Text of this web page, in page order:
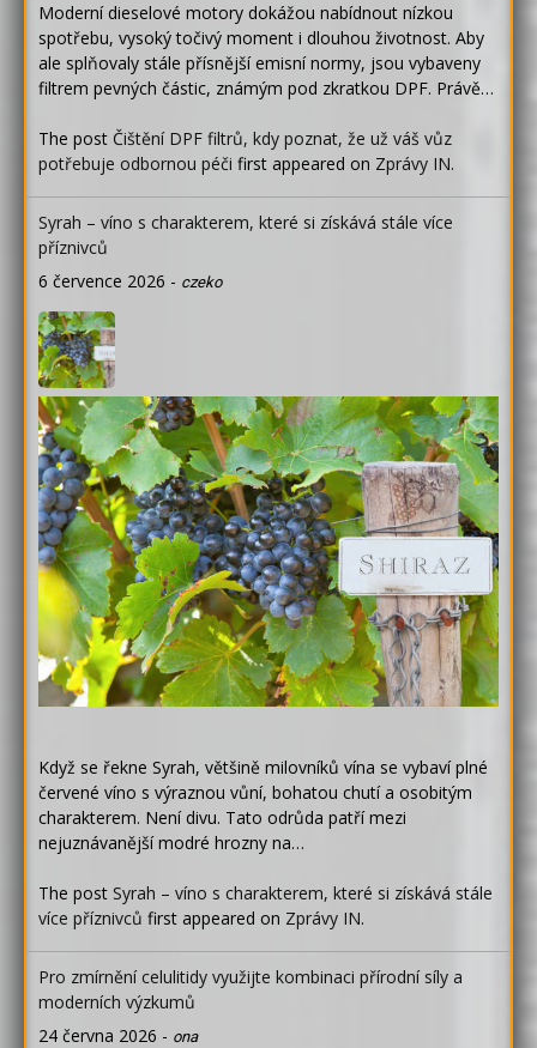
Moderní dieselové motory dokážou nabídnout nízkou
spotřebu, vysoký točivý moment i dlouhou životnost. Aby
ale splňovaly stále přísnější emisní normy, jsou vybaveny
filtrem pevných částic, známým pod zkratkou DPF. Právě…
The post Čištění DPF filtrů, kdy poznat, že už váš vůz
potřebuje odbornou péči first appeared on Zprávy IN.
Syrah – víno s charakterem, které si získává stále více
příznivců
6 července 2026 - czeko
Když se řekne Syrah, většině milovníků vína se vybaví plné
červené víno s výraznou vůní, bohatou chutí a osobitým
charakterem. Není divu. Tato odrůda patří mezi
nejuznávanější modré hrozny na…
The post Syrah – víno s charakterem, které si získává stále
více příznivců first appeared on Zprávy IN.
Pro zmírnění celulitidy využijte kombinaci přírodní síly a
moderních výzkumů
24 června 2026 - ona